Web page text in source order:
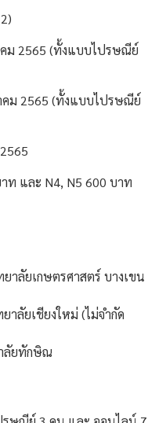
ม 2565 (ทั้งแบบไปรษณีย์
ม 2565 (ทั้งแบบไปรษณีย์
ท และ N4, N5 600 บาท
าลัยเกษตรศาสตร์ บางเขน
าลัยเชียงใหม่ (ไม่จำกัด
ลัยทักษิณ